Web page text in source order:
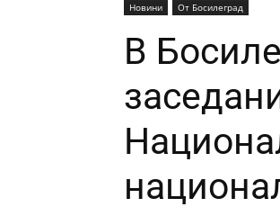
Новини От Босилеград
В